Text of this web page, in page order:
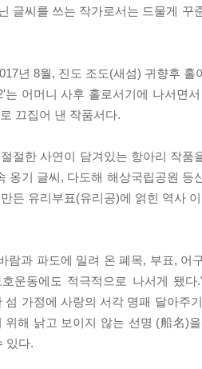
글씨를 쓰는 작가로서는 드물게
년 8월, 진도 조도(새섬) 귀향후
어머니 사후 홀로서기에 나서면
끄집어 낸 작품서다.
절한 사연이 담겨있는 항아리 작
옹기 글씨, 다도해 해상국립공원
든 유리부표(유리공)에 얽힌 역사
람과 파도에 밀려 온 폐목, 부표,
운동에도 적극적으로 나서게 됐
섬 가정에 사랑의 서각 명패 달아
위해 낡고 보이지 않는 선명 (船名)
있다.